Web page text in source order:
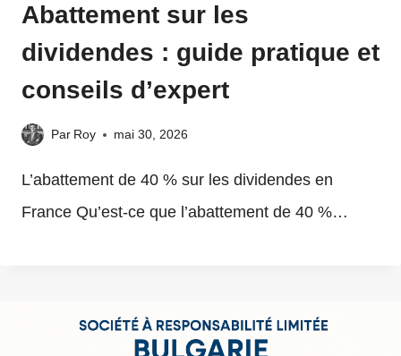
Abattement sur les
dividendes : guide pratique et
conseils d’expert
Par Roy mai 30, 2026
L’abattement de 40 % sur les dividendes en
France Qu’est-ce que l’abattement de 40 %…